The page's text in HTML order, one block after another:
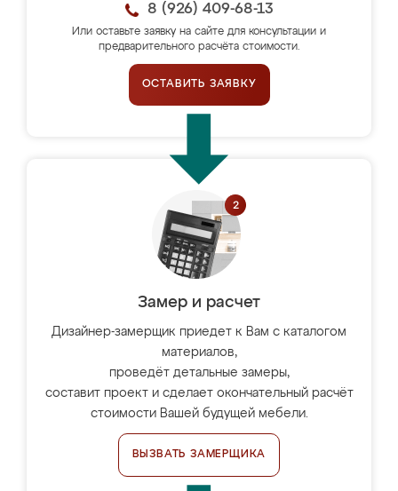
8 (926) 409-68-13
Или оставьте заявку на сайте для консультации и
предварительного расчёта стоимости.
ОСТАВИТЬ ЗАЯВКУ
Замер и расчет
Дизайнер-замерщик приедет к Вам с каталогом
материалов,
проведёт детальные замеры,
составит проект и сделает окончательный расчёт
стоимости Вашей будущей мебели.
ВЫЗВАТЬ ЗАМЕРЩИКА